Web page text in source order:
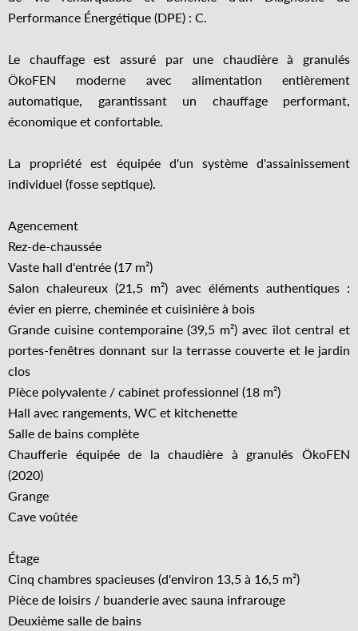
Performance Énergétique (DPE) : C.
Le chauffage est assuré par une chaudière à granulés
ÖkoFEN moderne avec alimentation entièrement
automatique, garantissant un chauffage performant,
économique et confortable.
La propriété est équipée d'un système d'assainissement
individuel (fosse septique).
Agencement
Rez-de-chaussée
Vaste hall d'entrée (17 m²)
Salon chaleureux (21,5 m²) avec éléments authentiques :
évier en pierre, cheminée et cuisinière à bois
Grande cuisine contemporaine (39,5 m²) avec îlot central et
portes-fenêtres donnant sur la terrasse couverte et le jardin
clos
Pièce polyvalente / cabinet professionnel (18 m²)
Hall avec rangements, WC et kitchenette
Salle de bains complète
Chaufferie équipée de la chaudière à granulés ÖkoFEN
(2020)
Grange
Cave voûtée
Étage
Cinq chambres spacieuses (d'environ 13,5 à 16,5 m²)
Pièce de loisirs / buanderie avec sauna infrarouge
Deuxième salle de bains